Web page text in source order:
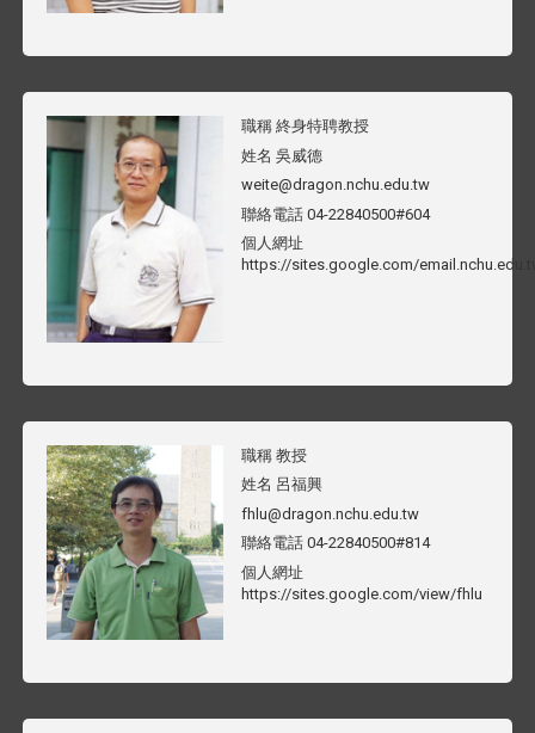
職稱 終身特聘教授
姓名 吳威德
weite@dragon.nchu.edu.tw
聯絡電話 04-22840500#604
個人網址
https://sites.google.com/
職稱 教授
姓名 呂福興
fhlu@dragon.nchu.edu.tw
聯絡電話 04-22840500#814
個人網址
https://sites.google.com/view/fhlu